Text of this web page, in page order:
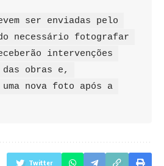
ser enviadas pelo
necessário fotografar
intervenções
obras e,
nova foto após a
Twitter